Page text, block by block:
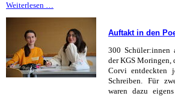
Weiterlesen …
Auftakt in den
300 Schüler:innen
der KGS Moringen,
Corvi entdeckten
Schreiben. Für
waren dazu